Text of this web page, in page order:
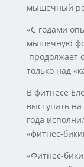
мышечный
«С годами
мышечную
продолжает
только над
В фитнесе
выступать
года
«фитнес-
«Фитнес-